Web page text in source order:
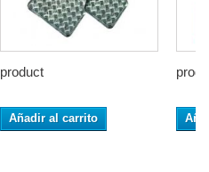
product
Añadir al carrito